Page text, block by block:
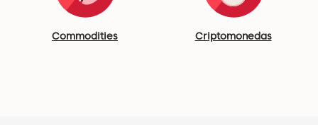
Commodities Criptomonedas